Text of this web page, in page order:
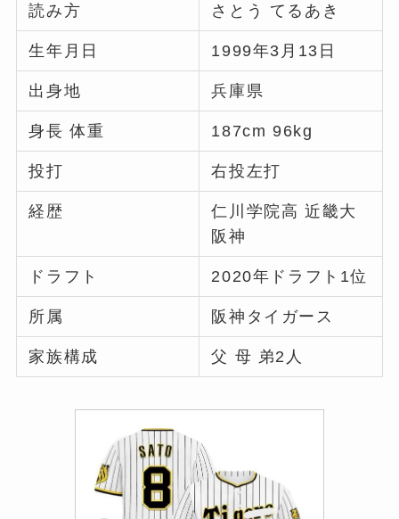
読み方 さとう てるあき
生年月日 1999年3月13日
出身地 兵庫県
身長 体重 187cm 96kg
投打 右投左打
経歴
仁川学院高 近畿大
阪神
ドラフト 2020年ドラフト1位
所属 阪神タイガース
家族構成 父 母 弟2人